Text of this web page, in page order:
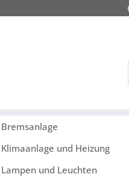
Bremsanlage
Klimaanlage und Heizung
Lampen und Leuchten